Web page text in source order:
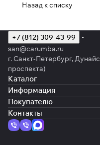
Назад к списку
+7 (812) 309-43-99
san@carumba.ru
г. Санкт-Петербург,
проспекта)
Каталог
Информация
Покупателю
Контакты